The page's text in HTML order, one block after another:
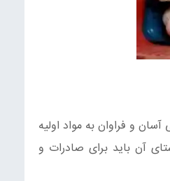
و فراوان به مواد اولیه
آن باید برای صادرات و